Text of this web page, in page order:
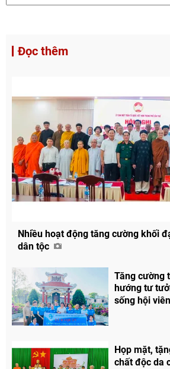
Đọc thêm
Nhiều hoạt động tăng cường khối
dân tộc
Tăng cường
hướng tư
sống hội
Họp mặt,
chất độc da